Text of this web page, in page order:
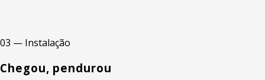
03 — Instalação
Chegou, pendurou